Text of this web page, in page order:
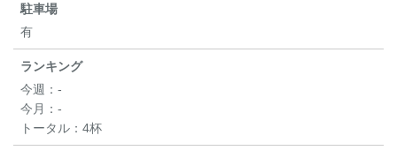
駐車場
有
ランキング
今週： -
今月： -
トータル： 4杯